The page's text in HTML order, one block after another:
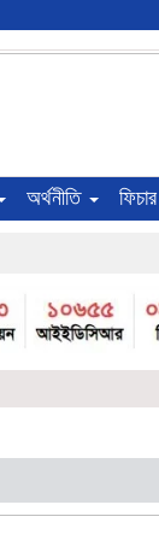
অর্থনীতি ফিচার